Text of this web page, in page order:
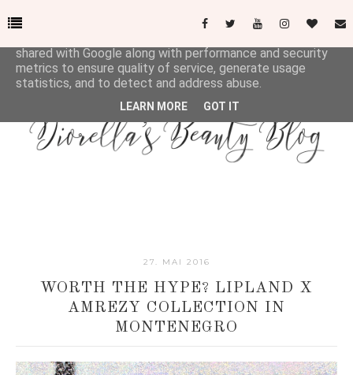
27. MAI 2016
WORTH THE HYPE? LIPLAND X
AMREZY COLLECTION IN
MONTENEGRO
This site uses cookies from Google to deliver its services
shared with Google along with performance and security
metrics to ensure quality of service, generate usage
statistics, and to detect and address abuse.
LEARN MORE GOT IT